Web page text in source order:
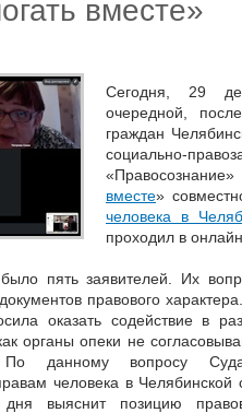
вместе»
Сегодня, 29
очередной,
граждан
социально-
вместе»
человека в
проходил в
пять заявителей. Их
правового
оказать содействие в
органы опеки не
По данному вопросу
человека в Челябинской
выяснит позицию